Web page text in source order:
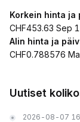
Korkein hinta ja
CHF453.63 Sep
Alin hinta ja
CHF0.788576
Uutiset
2026-08-07